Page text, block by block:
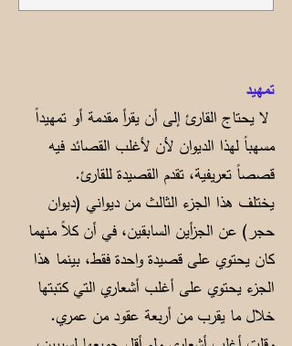
تمهيد
لا يحتاج القارئ إلى أن يقرأ مقدمة أو تمهيداً
مسهباً لهذا الديوان لأن لأغلب القصائد فيه
قصصاً تعريفية، تقدم القصيدة للقارئ.
يختلف هذا الجزء الثالث من ديواني (ديوان
حجر) عن الجزأين السابقين، في أن كلاً منهما
كان يحتوي على قصيدة واحدة فقط، بينما هذا
الجزء يحتوي على أغلب أشعاري التي كتبتها
خلال ما يقرب من أربعة عقود من عمري.